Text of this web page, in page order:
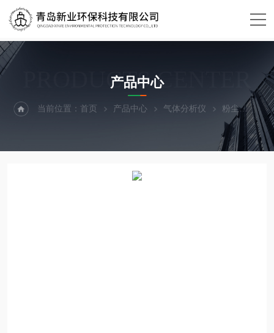
PRODUCTS CENTER
产品中心
当前位置：首页 产品中心 气体分析仪 粉尘 微